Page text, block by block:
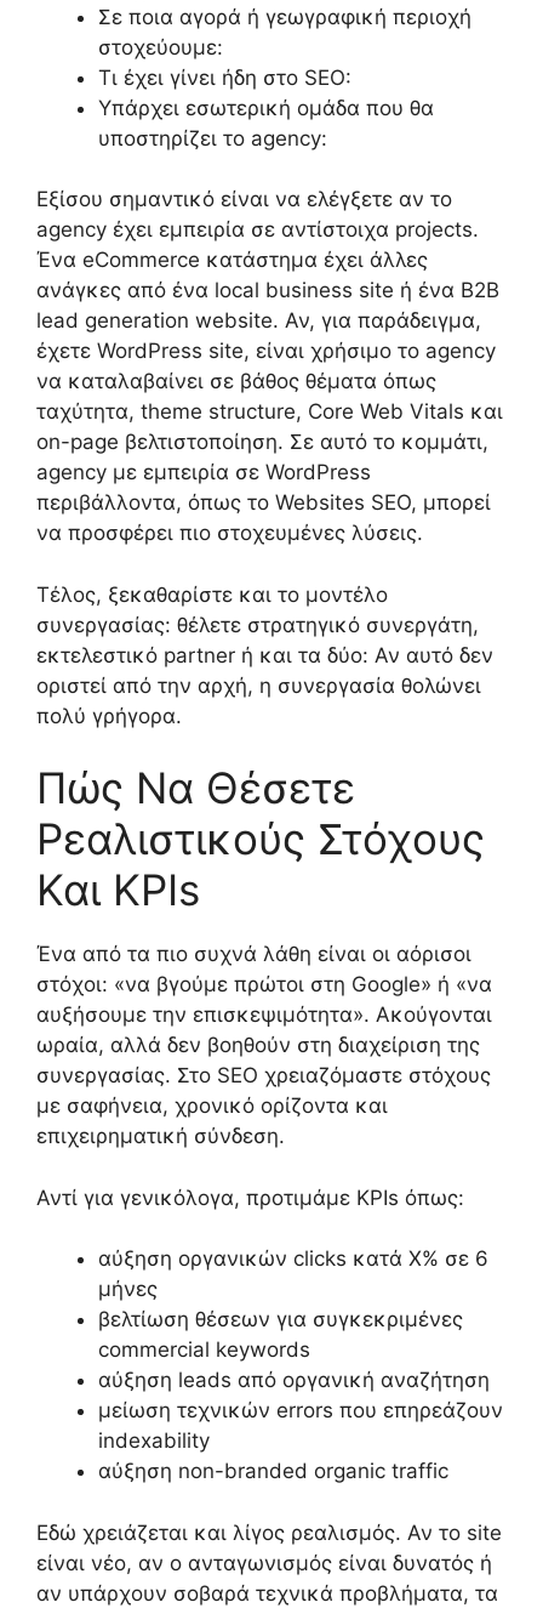
Σε ποια αγορά ή γεωγραφική περιοχή
στοχεύουμε:
Τι έχει γίνει ήδη στο SEO:
Υπάρχει εσωτερική ομάδα που θα
υποστηρίζει το agency:
Εξίσου σημαντικό είναι να ελέγξετε αν το
agency έχει εμπειρία σε αντίστοιχα projects.
Ένα eCommerce κατάστημα έχει άλλες
ανάγκες από ένα local business site ή ένα B2B
lead generation website. Αν, για παράδειγμα,
έχετε WordPress site, είναι χρήσιμο το agency
να καταλαβαίνει σε βάθος θέματα όπως
ταχύτητα, theme structure, Core Web Vitals και
on-page βελτιστοποίηση. Σε αυτό το κομμάτι,
agency με εμπειρία σε WordPress
περιβάλλοντα, όπως το Websites SEO, μπορεί
να προσφέρει πιο στοχευμένες λύσεις.
Τέλος, ξεκαθαρίστε και το μοντέλο
συνεργασίας: θέλετε στρατηγικό συνεργάτη,
εκτελεστικό partner ή και τα δύο: Αν αυτό δεν
οριστεί από την αρχή, η συνεργασία θολώνει
πολύ γρήγορα.
Πώς Να Θέσετε
Ρεαλιστικούς Στόχους
Και KPIs
Ένα από τα πιο συχνά λάθη είναι οι αόρισοι
στόχοι: «να βγούμε πρώτοι στη Google» ή «να
αυξήσουμε την επισκεψιμότητα». Ακούγονται
ωραία, αλλά δεν βοηθούν στη διαχείριση της
συνεργασίας. Στο SEO χρειαζόμαστε στόχους
με σαφήνεια, χρονικό ορίζοντα και
επιχειρηματική σύνδεση.
Αντί για γενικόλογα, προτιμάμε KPIs όπως:
αύξηση οργανικών clicks κατά Χ% σε 6
μήνες
βελτίωση θέσεων για συγκεκριμένες
commercial keywords
αύξηση leads από οργανική αναζήτηση
μείωση τεχνικών errors που επηρεάζουν
indexability
αύξηση non-branded organic traffic
Εδώ χρειάζεται και λίγος ρεαλισμός. Αν το site
είναι νέο, αν ο ανταγωνισμός είναι δυνατός ή
αν υπάρχουν σοβαρά τεχνικά προβλήματα, τα